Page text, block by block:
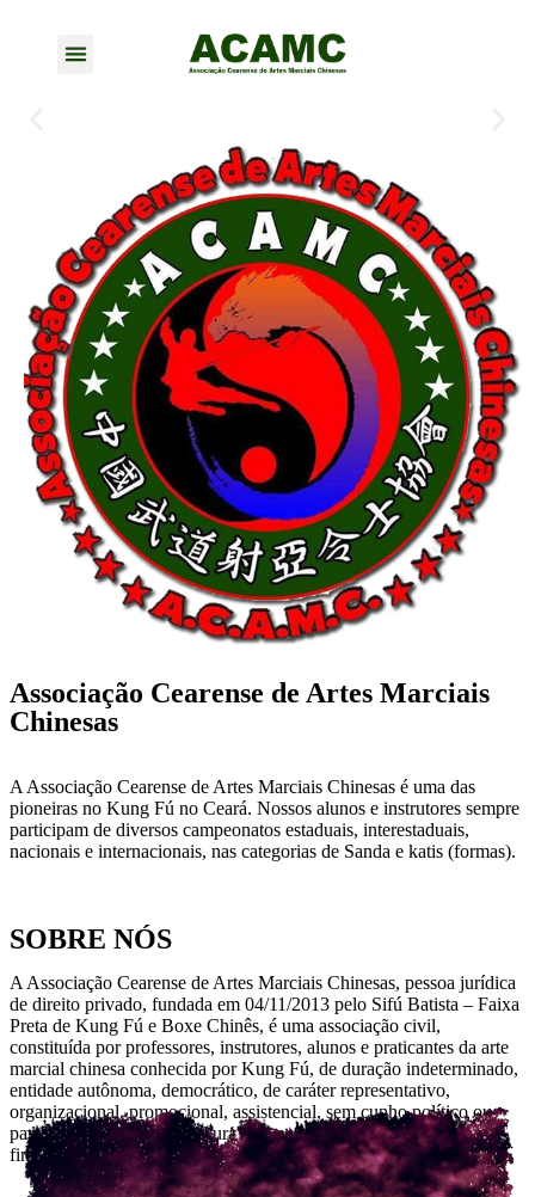
Associação Cearense de Artes Marciais
Chinesas
A Associação Cearense de Artes Marciais Chinesas é uma das
pioneiras no Kung Fú no Ceará. Nossos alunos e instrutores sempre
participam de diversos campeonatos estaduais, interestaduais,
nacionais e internacionais, nas categorias de Sanda e katis (formas).
SOBRE NÓS
A Associação Cearense de Artes Marciais Chinesas, pessoa jurídica
de direito privado, fundada em 04/11/2013 pelo Sifú Batista – Faixa
Preta de Kung Fú e Boxe Chinês, é uma associação civil,
constituída por professores, instrutores, alunos e praticantes da arte
marcial chinesa conhecida por Kung Fú, de duração indeterminado,
entidade autônoma, democrático, de caráter representativo,
organizacional, promocional, assistencial, sem cunho político ou
partidário, fiscalizador, cultural, desportivo e técnico, sem
finalidades lucrativas.